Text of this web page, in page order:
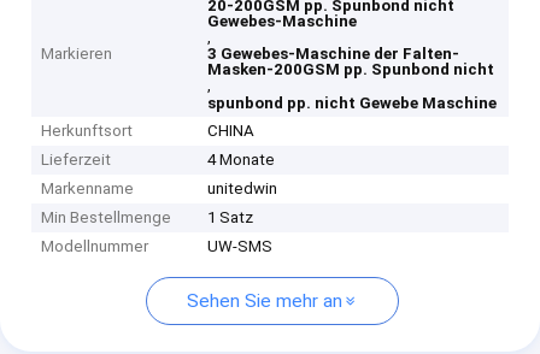
Markieren
20-200GSM pp. Spunbond nicht
Gewebes-Maschine
,
3 Gewebes-Maschine der Falten-
Masken-200GSM pp. Spunbond nicht
,
spunbond pp. nicht Gewebe Maschine
Herkunftsort
CHINA
Lieferzeit
4 Monate
Markenname
unitedwin
Min Bestellmenge
1 Satz
Modellnummer
UW-SMS
Sehen Sie mehr an